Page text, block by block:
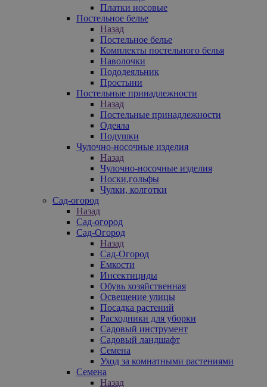
Платки носовые
Постельное белье
Назад
Постельное белье
Комплекты постельного белья
Наволочки
Пододеяльник
Простыни
Постельные принадлежности
Назад
Постельные принадлежности
Одеяла
Подушки
Чулочно-носочные изделия
Назад
Чулочно-носочные изделия
Носки,гольфы
Чулки, колготки
Сад-огород
Назад
Сад-огород
Сад-Огород
Назад
Сад-Огород
Емкости
Инсектициды
Обувь хозяйственная
Освещение улицы
Посадка растений
Расходники для уборки
Садовый инструмент
Садовый ландшафт
Семена
Уход за комнатными растениями
Семена
Назад